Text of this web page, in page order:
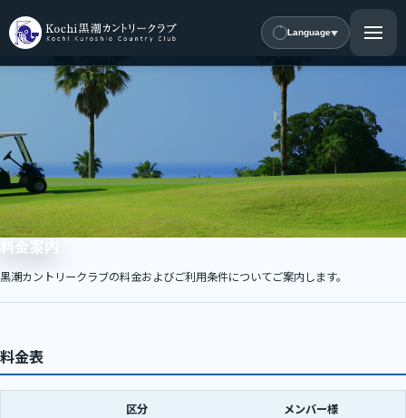
Language
料金案内
黒潮カントリークラブの料金およびご利用条件についてご案内します。
料金表
区分 メンバー様